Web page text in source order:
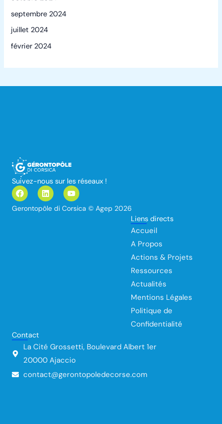
septembre 2024
juillet 2024
février 2024
Suivez-nous sur les réseaux !
F
a
c
e
L
i
n
k
Y
o
u
t
Gerontopôle di Corsica © Agep 2026
Liens directs
Accueil
A Propos
Actions & Projets
Ressources
Actualités
Mentions Légales
Politique de
Confidentialité
Contact
La Cité Grossetti, Boulevard Albert 1er
20000 Ajaccio
contact@gerontopoledecorse.com